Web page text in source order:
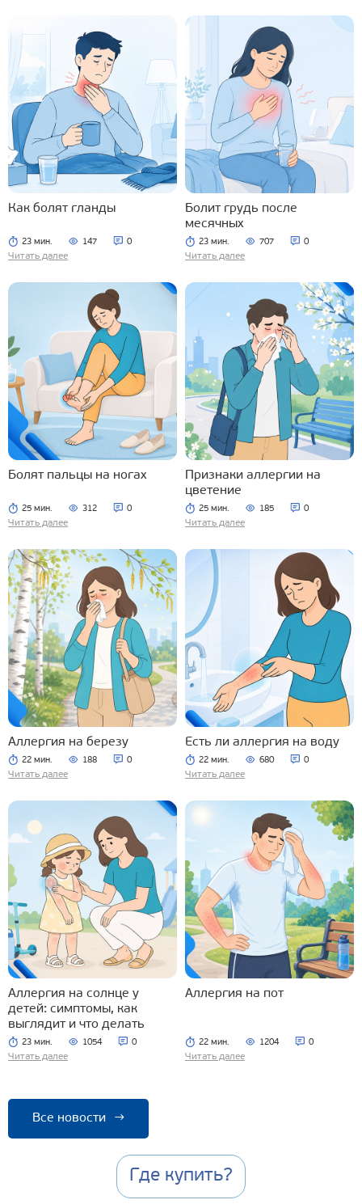
Как болят гланды
23 мин. 147 0
Читать далее
Болит грудь после
месячных
23 мин. 707 0
Читать далее
Болят пальцы на ногах
25 мин. 312 0
Читать далее
Признаки аллергии на
цветение
25 мин. 185 0
Читать далее
Аллергия на березу
22 мин. 188 0
Читать далее
Есть ли аллергия на воду
22 мин. 680 0
Читать далее
Аллергия на солнце у
детей: симптомы, как
выглядит и что делать
23 мин. 1054 0
Читать далее
Аллергия на пот
22 мин. 1204 0
Читать далее
Все новости →
Где купить?